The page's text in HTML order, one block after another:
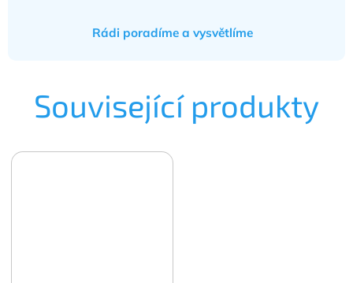
Rádi poradíme a vysvětlíme
Související produkty